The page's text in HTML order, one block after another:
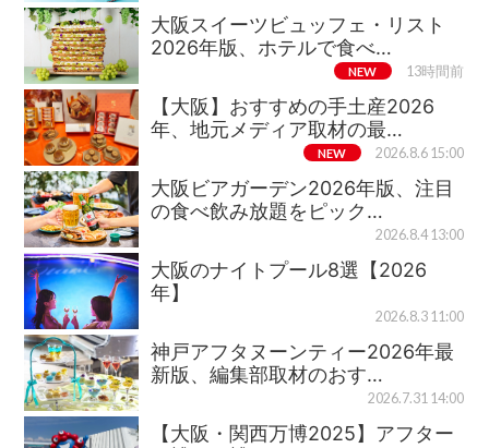
大阪スイーツビュッフェ・リスト
2026年版、ホテルで食べ…
NEW 13時間前
【大阪】おすすめの手土産2026
年、地元メディア取材の最…
NEW 2026.8.6 15:00
大阪ビアガーデン2026年版、注目
の食べ飲み放題をピック…
2026.8.4 13:00
大阪のナイトプール8選【2026
年】
2026.8.3 11:00
神戸アフタヌーンティー2026年最
新版、編集部取材のおす…
2026.7.31 14:00
【大阪・関西万博2025】アフター